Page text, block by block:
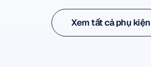
Xem phụ kiện
Xem tất cả phụ kiện
Xem tất cả phụ kiện